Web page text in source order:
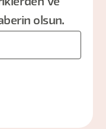
ve
olsun.